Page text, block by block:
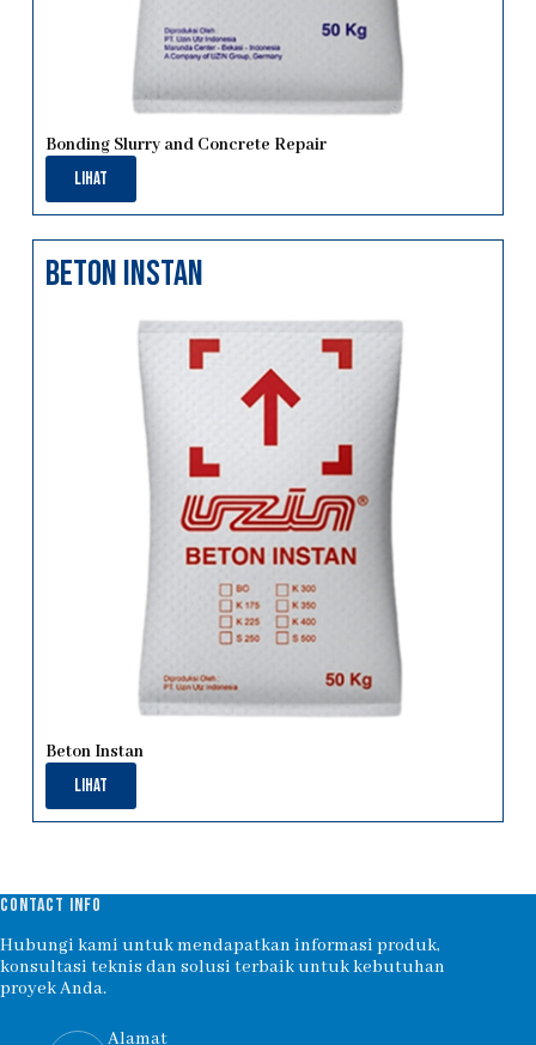
Bonding Slurry and Concrete Repair
Lihat
beton instan
Beton Instan
Lihat
CONTACT INFO
Hubungi kami untuk mendapatkan informasi produk,
konsultasi teknis dan solusi terbaik untuk kebutuhan
proyek Anda.
Alamat